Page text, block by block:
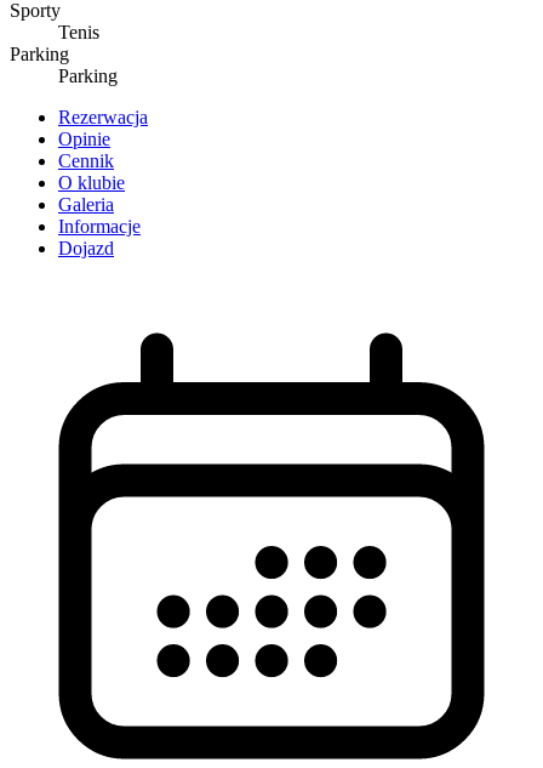
Sporty
Tenis
Parking
Parking
Rezerwacja
Opinie
Cennik
O klubie
Galeria
Informacje
Dojazd